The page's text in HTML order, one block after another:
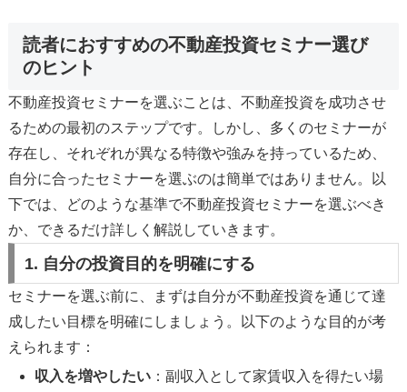
読者におすすめの不動産投資セミナー選び
のヒント
不動産投資セミナーを選ぶことは、不動産投資を成功させ
るための最初のステップです。しかし、多くのセミナーが
存在し、それぞれが異なる特徴や強みを持っているため、
自分に合ったセミナーを選ぶのは簡単ではありません。以
下では、どのような基準で不動産投資セミナーを選ぶべき
か、できるだけ詳しく解説していきます。
1. 自分の投資目的を明確にする
セミナーを選ぶ前に、まずは自分が不動産投資を通じて達
成したい目標を明確にしましょう。以下のような目的が考
えられます：
収入を増やしたい ：副収入として家賃収入を得たい場